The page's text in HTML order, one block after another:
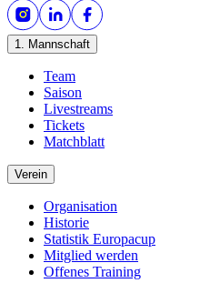
1. Mannschaft
Team
Saison
Livestreams
Tickets
Matchblatt
Verein
Organisation
Historie
Statistik Europacup
Mitglied werden
Offenes Training